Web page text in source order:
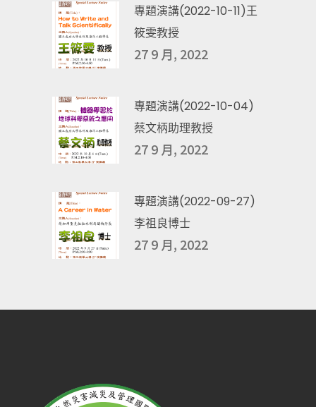
專題演講(2022-10-11)王
筱雯教授
27 9 月, 2022
專題演講(2022-10-04)
蔡文柄助理教授
27 9 月, 2022
專題演講(2022-09-27)
李祖良博士
27 9 月, 2022